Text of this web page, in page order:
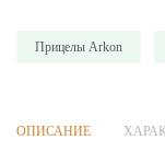
Прицелы Arkon
ОПИСАНИЕ